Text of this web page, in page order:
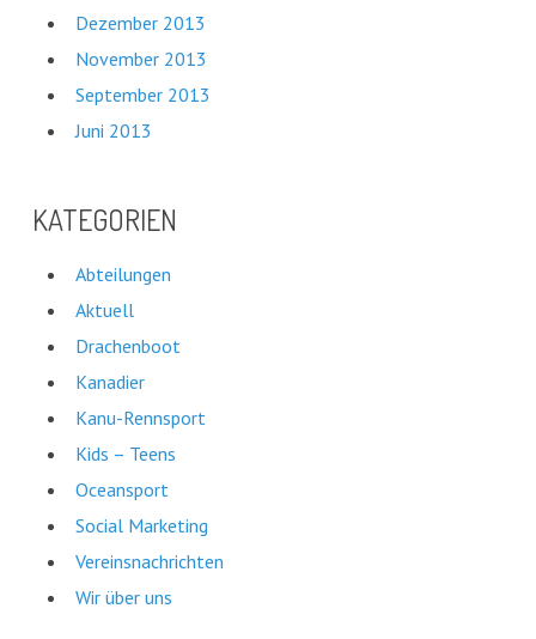
Dezember 2013
November 2013
September 2013
Juni 2013
KATEGORIEN
Abteilungen
Aktuell
Drachenboot
Kanadier
Kanu-Rennsport
Kids – Teens
Oceansport
Social Marketing
Vereinsnachrichten
Wir über uns